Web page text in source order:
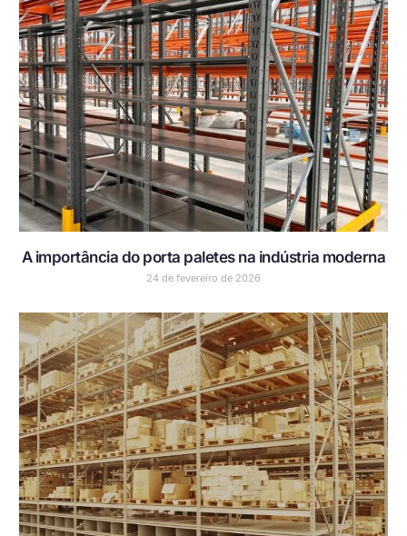
A importância do porta paletes na indústria moderna
24 de fevereiro de 2026